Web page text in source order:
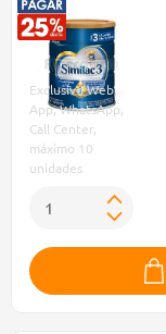
Exclusivo Web,
App, WhatsApp,
Call Center,
máximo 10
unidades